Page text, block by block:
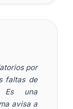
por
faltas de
Es una
avisa a